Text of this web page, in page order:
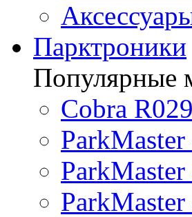
Парктроники
Популярные
Cobra